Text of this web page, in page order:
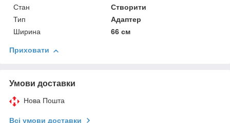
Стан
Створити
Тип
Адаптер
Ширина
66 см
Приховати
Умови доставки
Нова Пошта
Всі умови доставки